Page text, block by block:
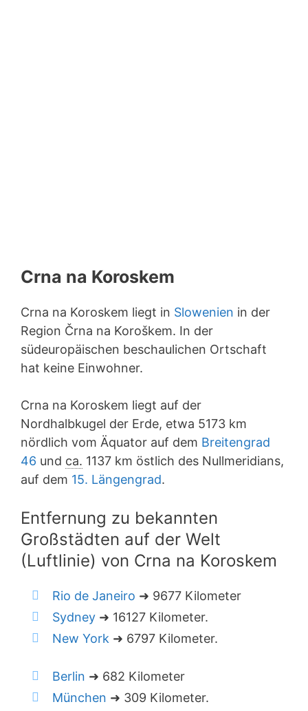
Crna na Koroskem
Crna na Koroskem liegt in Slowenien in der
Region Črna na Koroškem. In der
südeuropäischen beschaulichen Ortschaft
hat keine Einwohner.
Crna na Koroskem liegt auf der
Nordhalbkugel der Erde, etwa 5173 km
nördlich vom Äquator auf dem Breitengrad
46 und ca. 1137 km östlich des Nullmeridians,
auf dem 15. Längengrad.
Entfernung zu bekannten
Großstädten auf der Welt
(Luftlinie) von Crna na Koroskem
Rio de Janeiro ➜ 9677 Kilometer
Sydney ➜ 16127 Kilometer.
New York ➜ 6797 Kilometer.
Berlin ➜ 682 Kilometer
München ➜ 309 Kilometer.